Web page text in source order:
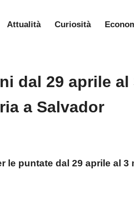
Attualità Curiosità
dal 29 aprile al
a Salvador
le puntate dal 29 aprile al 3